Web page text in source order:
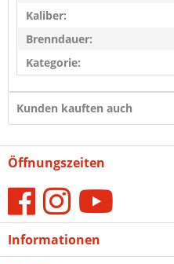
Kaliber:
Brenndauer:
Kategorie:
Kunden kauften auch
Öffnungszeiten
Informationen